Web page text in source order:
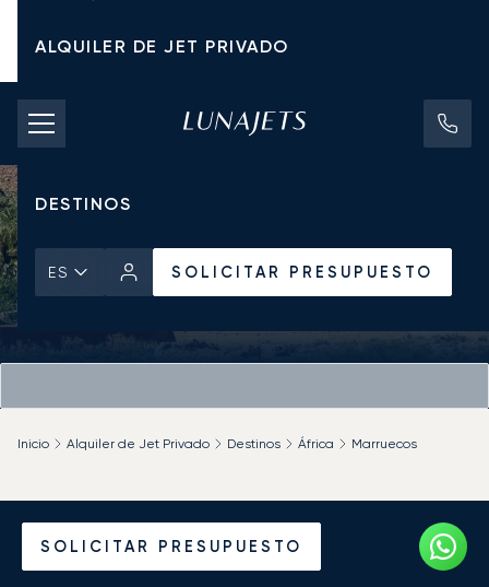
ALQUILER DE JET PRIVADO
TARIFAS DE CHÁRTER
JETS PRIVADOS
DESTINOS
ES SOLICITAR PRESUPUESTO
SOLICITAR PRESUPUESTO
Inicio Alquiler de Jet Privado Destinos África Marruecos
Alquile un Jet Privado
desde o hacia Errachidia